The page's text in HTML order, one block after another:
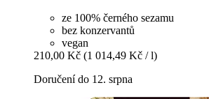
ze 100% černého sezamu
bez konzervantů
vegan
210,00 Kč (1 014,49 Kč / l)
Doručení do 12. srpna